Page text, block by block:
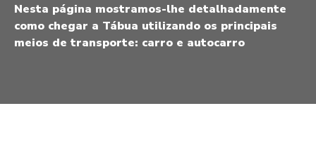
Nesta página mostramos-lhe detalhadamente
como chegar a Tábua utilizando os principais
meios de transporte: carro e autocarro